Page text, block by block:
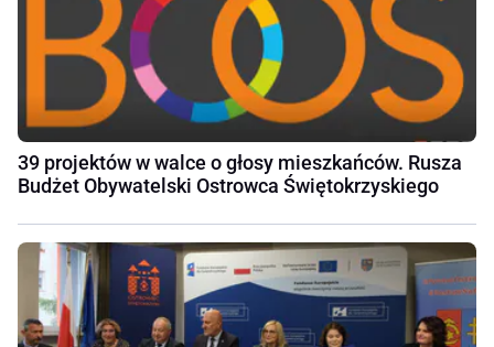
39 projektów w walce o głosy mieszkańców. Rusza
Budżet Obywatelski Ostrowca Świętokrzyskiego